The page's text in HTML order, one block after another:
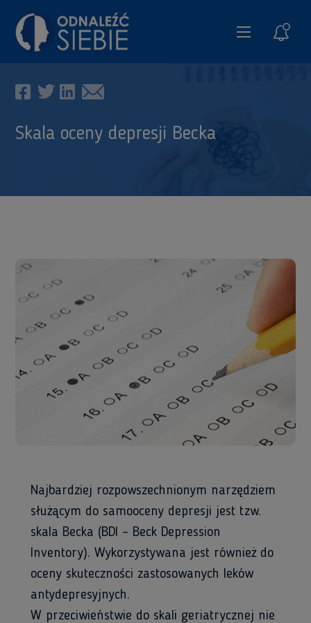
Skala oceny depresji Becka
Najbardziej rozpowszechnionym narzędziem
służącym do samooceny depresji jest tzw.
skala Becka (BDI – Beck Depression
Inventory). Wykorzystywana jest również do
oceny skuteczności zastosowanych leków
antydepresyjnych.
W przeciwieństwie do skali geriatrycznej nie